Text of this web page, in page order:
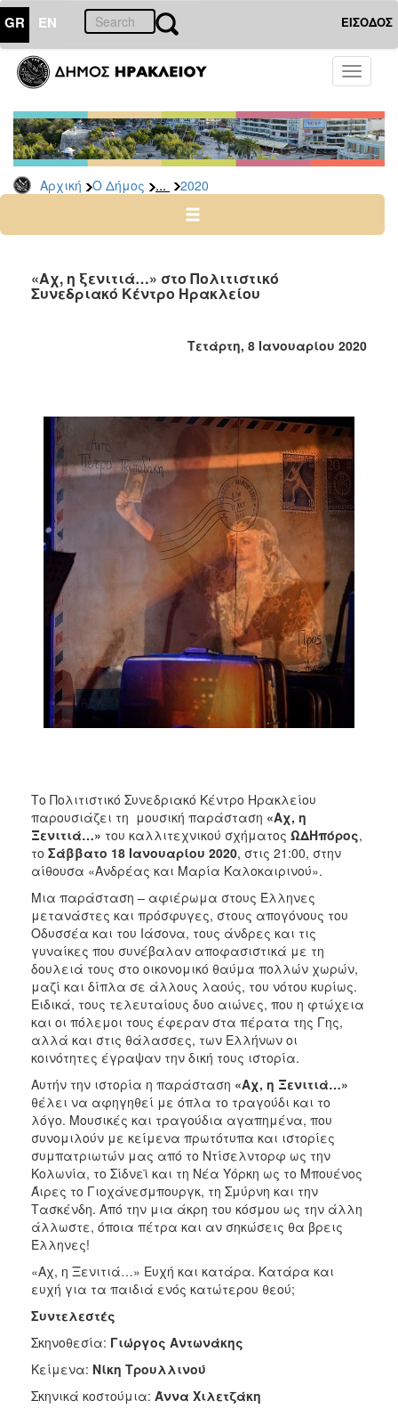
GR EN ΕΙΣΟΔΟΣ
Toggle
Αρχική Ο Δήμος ... 2020
ΔΗΜΟΣ
Δελτία
Τύπου
Αρχείο
2026
2024
2022
2016
2015
2011
ΑΝΘΕΚΤΙΚΗ
ΠΟΛΗ
«Αχ, η ξενιτιά…» στο Πολιτιστικό
Συνεδριακό Κέντρο Ηρακλείου
Τετάρτη, 8 Ιανουαρίου 2020
Το Πολιτιστικό Συνεδριακό Κέντρο Ηρακλείου
παρουσιάζει τη μουσική παράσταση «Αχ, η
Ξενιτιά…» του καλλιτεχνικού σχήματος ΩΔΗπόρος,
το Σάββατο 18 Ιανουαρίου 2020, στις 21:00, στην
αίθουσα «Ανδρέας και Μαρία Καλοκαιρινού».
Μια παράσταση – αφιέρωμα στους Έλληνες
μετανάστες και πρόσφυγες, στους απογόνους του
Οδυσσέα και του Ιάσονα, τους άνδρες και τις
γυναίκες που συνέβαλαν αποφασιστικά με τη
δουλειά τους στο οικονομικό θαύμα πολλών χωρών,
μαζί και δίπλα σε άλλους λαούς, του νότου κυρίως.
Ειδικά, τους τελευταίους δυο αιώνες, που η φτώχεια
και οι πόλεμοι τους έφεραν στα πέρατα της Γης,
αλλά και στις θάλασσες, των Ελλήνων οι
κοινότητες έγραψαν την δική τους ιστορία.
Αυτήν την ιστορία η παράσταση «Αχ, η Ξενιτιά…»
θέλει να αφηγηθεί με όπλα το τραγούδι και το
λόγο. Μουσικές και τραγούδια αγαπημένα, που
συνομιλούν με κείμενα πρωτότυπα και ιστορίες
συμπατριωτών μας από το Ντίσελντορφ ως την
Κολωνία, το Σίδνεϊ και τη Νέα Υόρκη ως το Μπουένος
Άιρες το Γιοχάνεσμπουργκ, τη Σμύρνη και την
Τασκένδη. Από την μια άκρη του κόσμου ως την άλλη
άλλωστε, όποια πέτρα και αν σηκώσεις θα βρεις
Έλληνες!
«Αχ, η Ξενιτιά…» Ευχή και κατάρα. Κατάρα και
ευχή για τα παιδιά ενός κατώτερου θεού;
Συντελεστές
Σκηνοθεσία: Γιώργος Αντωνάκης
Κείμενα: Νίκη Τρουλλινού
Σκηνικά κοστούμια: Άννα Χιλετζάκη